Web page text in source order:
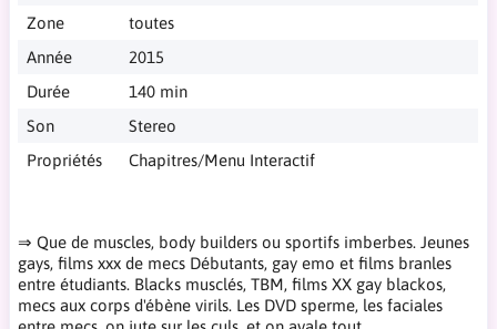
Zone
toutes
Année
2015
Durée
140 min
Son
Stereo
Propriétés
Chapitres/Menu Interactif
⇒ Que de muscles, body builders ou sportifs imberbes. Jeunes
gays, films xxx de mecs Débutants, gay emo et films branles
entre étudiants. Blacks musclés, TBM, films XX gay blackos,
mecs aux corps d'ébène virils. Les DVD sperme, les faciales